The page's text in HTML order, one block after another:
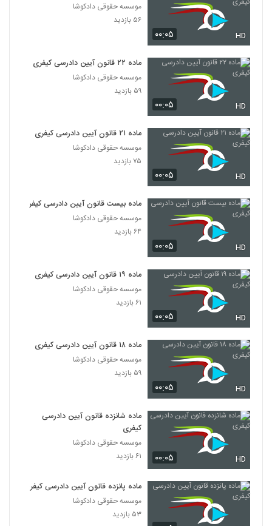
۰۰:۰۵ HD
موسسه حقوقی دادکوشا
۵۶ بازدید
۰۰:۰۵ HD
ماده ۲۲ قانون آیین دادرسی کیفری
موسسه حقوقی دادکوشا
۵۹ بازدید
۰۰:۰۵ HD
ماده ۲۱ قانون آیین دادرسی کیفری
موسسه حقوقی دادکوشا
۷۵ بازدید
۰۰:۰۵ HD
ماده بیست قانون آیین دادرسی کیفری
موسسه حقوقی دادکوشا
۶۴ بازدید
۰۰:۰۵ HD
ماده ۱۹ قانون آیین دادرسی کیفری
موسسه حقوقی دادکوشا
۶۱ بازدید
۰۰:۰۵ HD
ماده ۱۸ قانون آیین دادرسی کیفری
موسسه حقوقی دادکوشا
۵۹ بازدید
۰۰:۰۵ HD
ماده شانزده قانون آیین دادرسی
کیفری
موسسه حقوقی دادکوشا
۶۱ بازدید
ماده پانزده قانون آیین دادرسی کیفری
موسسه حقوقی دادکوشا
۵۳ بازدید